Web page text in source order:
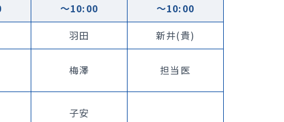
〜10:00
〜10:00
羽田
新井(貴)
梅澤 担当医
子安